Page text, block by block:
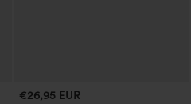
€26,95 EUR